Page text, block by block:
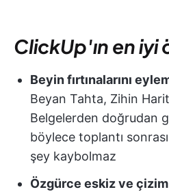
ClickUp'ın en iyi
Beyin fırtınalarını
Beyan Tahta, Zihin
Belgelerden doğrudan
böylece toplantı
şey kaybolmaz
Özgürce eskiz ve çizim